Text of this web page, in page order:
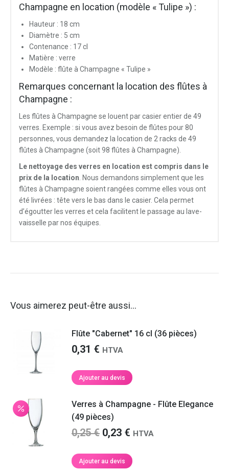
Champagne en location (modèle « Tulipe ») :
Hauteur : 18 cm
Diamètre : 5 cm
Contenance : 17 cl
Matière : verre
Modèle : flûte à Champagne « Tulipe »
Remarques concernant la location des flûtes à
Champagne :
Les flûtes à Champagne se louent par casier entier de 49
verres. Exemple : si vous avez besoin de flûtes pour 80
personnes, vous demandez la location de 2 racks de 49
flûtes à Champagne (soit 98 flûtes à Champagne).
Le nettoyage des verres en location est compris dans le
prix de la location . Nous demandons simplement que les
flûtes à Champagne soient rangées comme elles vous ont
été livrées : tête vers le bas dans le casier. Cela permet
d’égoutter les verres et cela facilitent le passage au lave-
vaisselle par nos équipes.
Vous aimerez peut-être aussi…
Flûte "Cabernet" 16 cl (36 pièces)
0,31 € HTVA
Ajouter au devis
Verres à Champagne - Flûte Elegance
(49 pièces)
0,25€ Le
initial
0,23 € Le
actuel
HTVA
Ajouter au devis